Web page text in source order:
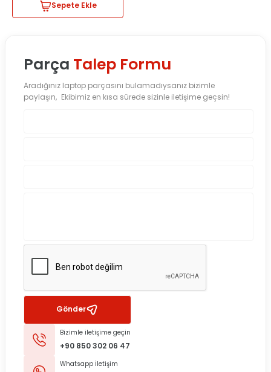
Sepete Ekle
Parça Talep Formu
Aradığınız laptop parçasını bulamadıysanız bizimle
paylaşın, Ekibimiz en kısa sürede sizinle iletişime geçsin!
Gönder
Bizimle iletişime geçin
+90 850 302 06 47
Whatsapp İletişim